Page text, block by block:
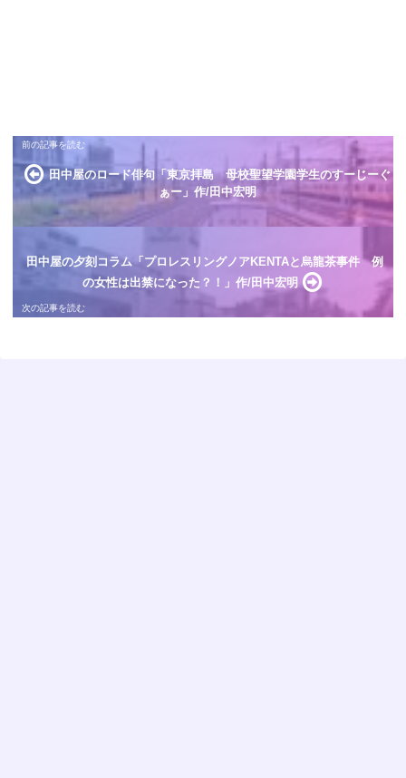
田中屋のロード俳句「東京拝島 母校聖望学園学生のすーじーぐ
ぁー」作/田中宏明
田中屋の夕刻コラム「プロレスリングノアKENTAと烏龍茶事件 例
の女性は出禁になった？！」作/田中宏明